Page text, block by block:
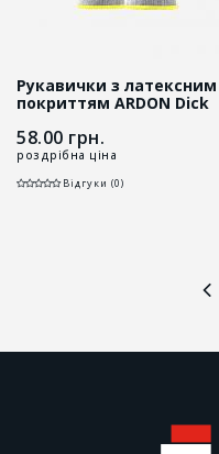
Рукавички з латексним
покриттям ARDON Dick
58.00 грн.
роздрібна ціна
Відгуки (0)